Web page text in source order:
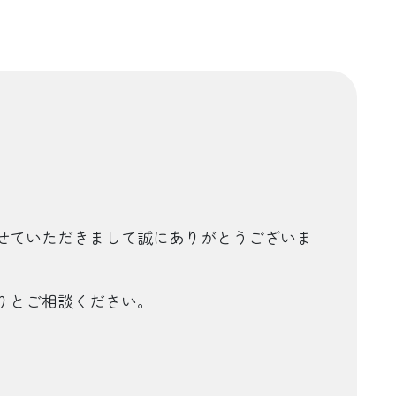
いただきまして誠にありがとうございま
ご相談ください。